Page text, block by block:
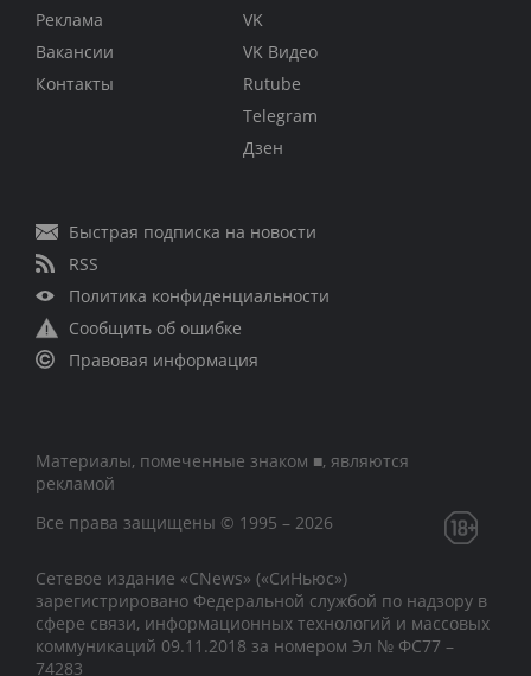
Реклама
Вакансии
Контакты
VK
VK Видео
Rutube
Telegram
Дзен
Быстрая подписка на новости
RSS
Политика конфиденциальности
Сообщить об ошибке
Правовая информация
Материалы, помеченные знаком ■, являются
рекламой
Все права защищены © 1995 – 2026
Сетевое издание «CNews» («СиНьюс»)
зарегистрировано Федеральной службой по надзору в
сфере связи, информационных технологий и массовых
коммуникаций 09.11.2018 за номером Эл № ФС77 –
74283